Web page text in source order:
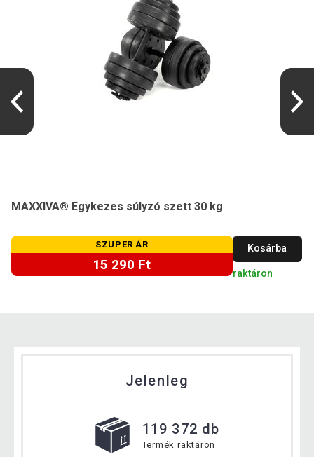
MAXXIVA® Egykezes súlyzó szett 30 kg
SZUPER ÁR
15 290 Ft
Kosárba
raktáron
Jelenleg
119 372 db
Termék raktáron